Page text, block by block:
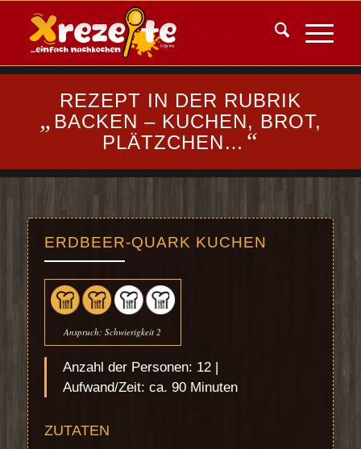
REZEPT IN DER RUBRIK
„ BACKEN – KUCHEN, BROT,
PLÄTZCHEN… “
ERDBEER-QUARK KUCHEN
Anspruch: Schwierigkeit 2
Anzahl der Personen: 12 |
Aufwand/Zeit: ca. 90 Minuten
ZUTATEN